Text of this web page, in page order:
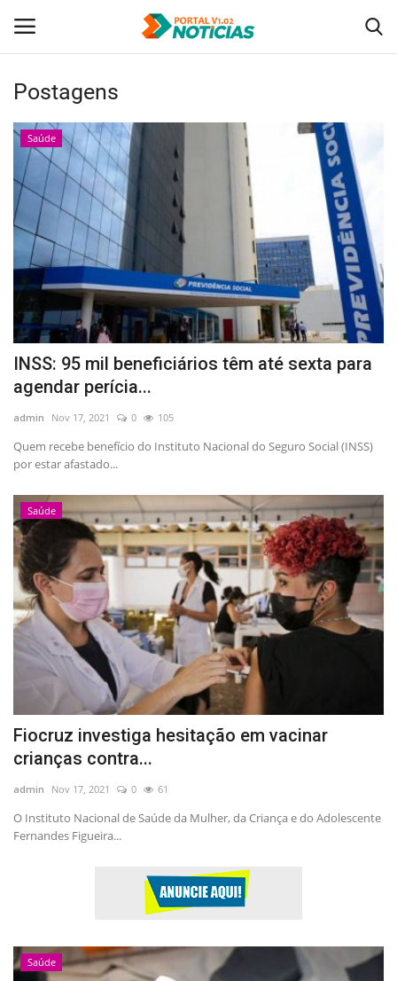
Login
Home
Tecnologia
Politica
Saúde
Entretenimento
Economia
Contato
Galeria
Veja Na Cor Escura
Postagens
Saúde
INSS: 95 mil beneficiários têm até sexta para
agendar perícia...
admin Nov 17, 2021 0 105
Quem recebe benefício do Instituto Nacional do Seguro Social (INSS)
por estar afastado...
Saúde
Fiocruz investiga hesitação em vacinar
crianças contra...
admin Nov 17, 2021 0 61
O Instituto Nacional de Saúde da Mulher, da Criança e do Adolescente
Fernandes Figueira...
Saúde